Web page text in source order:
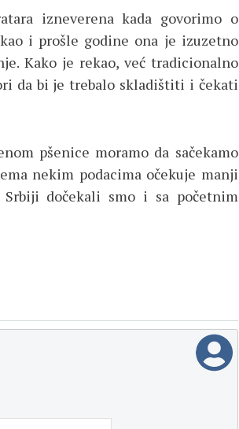
izneverena kаda govorimo o
i prošle godine ona je izuzetno
Kako je rekao, već tradicionalno
da bi je trebalo skladištiti i čekati
pšenice moramo da sačekamo
nekim podacima očekuje manji
dočekali smo i sa početnim